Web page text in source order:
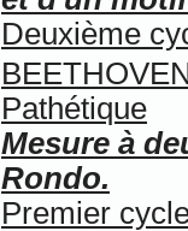
Deuxième
Pathétique
Mesure à
Rondo.
Premier